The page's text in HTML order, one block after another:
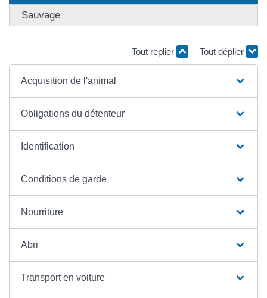
Sauvage
Tout replier Tout déplier
Acquisition de l'animal
Obligations du détenteur
Identification
Conditions de garde
Nourriture
Abri
Transport en voiture